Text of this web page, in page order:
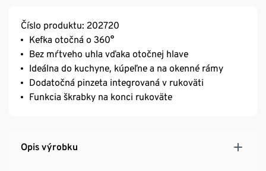
Číslo produktu: 202720
Kefka otočná o 360°
Bez mŕtveho uhla vďaka otočnej hlave
Ideálna do kuchyne, kúpeľne a na okenné rámy
Dodatočná pinzeta integrovaná v rukoväti
Funkcia škrabky na konci rukoväte
Opis výrobku